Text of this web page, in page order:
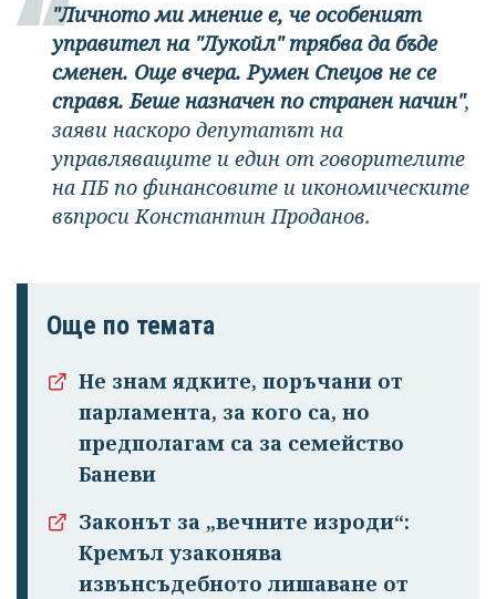
"Личното ми мнение е, че особеният
управител на "Лукойл" трябва да бъде
сменен. Още вчера. Румен Спецов не се
справя. Беше назначен по странен начин",
заяви наскоро депутатът на
управляващите и един от говорителите
на ПБ по финансовите и икономическите
въпроси Константин Проданов.
Още по темата
Не знам ядките, поръчани от
парламента, за кого са, но
предполагам са за семейство
Баневи
Законът за „вечните изроди“:
Кремъл узаконява
извънсъдебното лишаване от